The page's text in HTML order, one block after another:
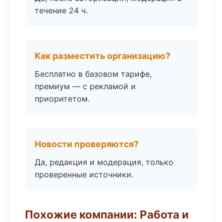
течение 24 ч.
Как разместить организацию?
Бесплатно в базовом тарифе,
премиум — с рекламой и
приоритетом.
Новости проверяются?
Да, редакция и модерация, только
проверенные источники.
Похожие компании: Работа и